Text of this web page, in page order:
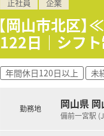
■年間休日
■日用品か
【岡山市北区
122日｜シフ
年間休日120日以上 未
勤務地 岡山県
備前一宮駅